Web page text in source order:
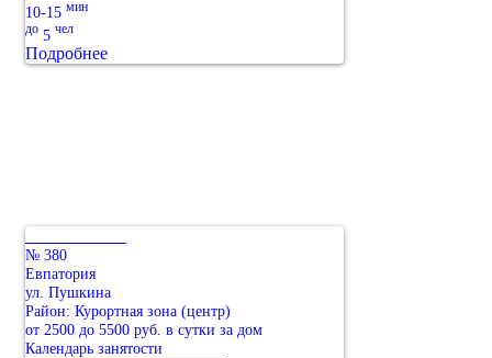
10-15 мин
до 5 чел
Подробнее
№ 380
Евпатория
ул. Пушкина
Район: Курортная зона (центр)
от 2500 до 5500 руб. в сутки за дом
Календарь занятости